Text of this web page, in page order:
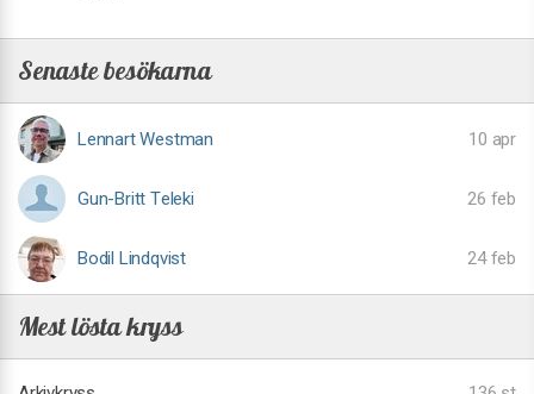
Senaste besökarna
Lennart Westman 10 apr
Gun-Britt Teleki 26 feb
Bodil Lindqvist 24 feb
Mest lösta kryss